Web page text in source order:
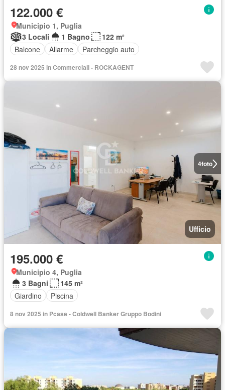
122.000 €
Municipio 1, Puglia
3 Locali
1 Bagno
122 m²
Balcone
Allarme Parcheggio auto
28 nov 2025 in Commerciali - ROCKAGENT
4foto
Ufficio
195.000 €
Municipio 4, Puglia
3 Bagni
145 m²
Giardino
Piscina
8 nov 2025 in Pcase - Coldwell Banker Gruppo Bodini